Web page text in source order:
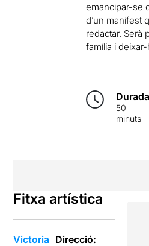
emancipar-se
d’un manifest
redactar. Serà
família i
50
minuts
Fitxa artística
Victoria Direcció: